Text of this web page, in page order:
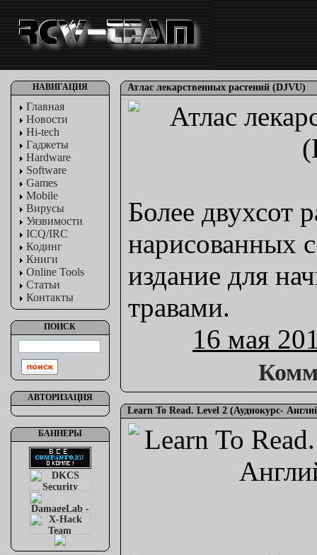
НАВИГАЦИЯ
Главная
Новости
Hi-tech
Гаджеты
Hardware
Software
Games
Mobile
Вирусы
Уязвимости
ICQ/IRC
Кодинг
Книги
Online Tools
Статьи
Контакты
ПОИСК
АВТОРИЗАЦИЯ
БАННЕРЫ
Атлас лекарственных растений (DJVU)
Более двухсот
нарисованных
издание для
травами.
16 мая
Learn To Read. Level 2 (Аудиокурс-